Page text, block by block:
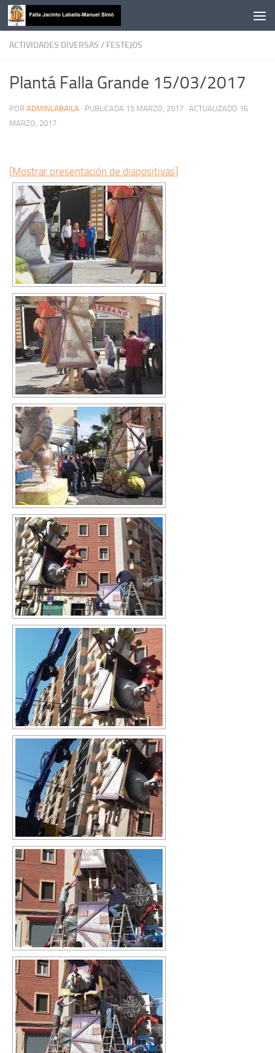
Saltar al contenido
ACTIVIDADES DIVERSAS / FESTEJOS
Plantá Falla Grande 15/03/2017
POR ADMINLABAILA · PUBLICADA 15 MARZO, 2017 · ACTUALIZADO 16
MARZO, 2017
[Mostrar presentación de diapositivas]